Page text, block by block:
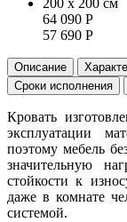
200 x 200 см
64 090 Р
57 690 Р
Описание
Сроки исполнения
Кровать
эксплуатации
поэтому мебель
значительную
стойкости к
даже в комнате
системой.